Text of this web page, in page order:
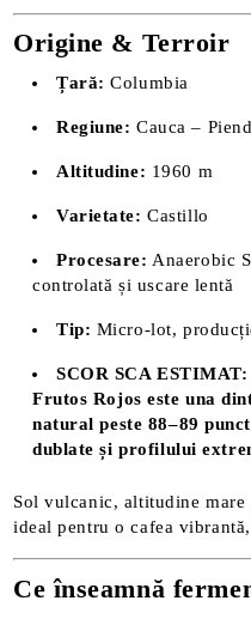
Origine & Terroir
Țară: Columbia
Regiune: Cauca –
Altitudine: 1960 m
Varietate: Castillo
Procesare: Anaerobic
controlată și uscare lentă
Tip: Micro-lot,
SCOR SCA
Frutos Rojos este una
natural peste 88–89
dublate și profilului
Sol vulcanic, altitudine
ideal pentru o cafea
Ce înseamnă